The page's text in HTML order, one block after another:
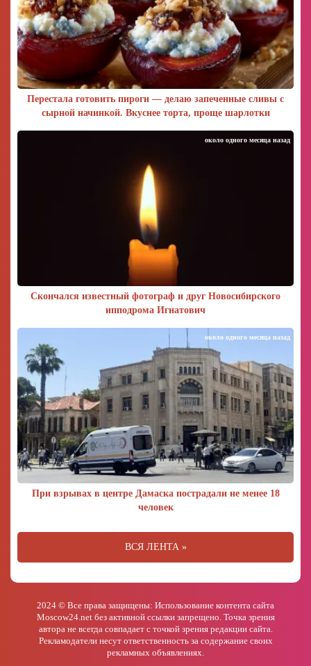
Перестала готовить пироги — делаю запеченные сливы с
сырной начинкой. Вкуснее торта, проще шарлотки
Скончался известный фотограф и друг Новосибирского
ипподрома Игнатович
около одного месяца назад
При взрывах в центре Дамаска пострадали не менее 18
человек
около одного месяца назад
ВСЯ ЛЕНТА »
2024 © Все права защищены: Использование контента сайта
Moscow24.net без активной ссылки запрещено. Точка зрения
автора не всегда совпадает с точкой зрения редакции сайта.
Рекламодатели несут ответственность за содержание своих
рекламных объявлениях.